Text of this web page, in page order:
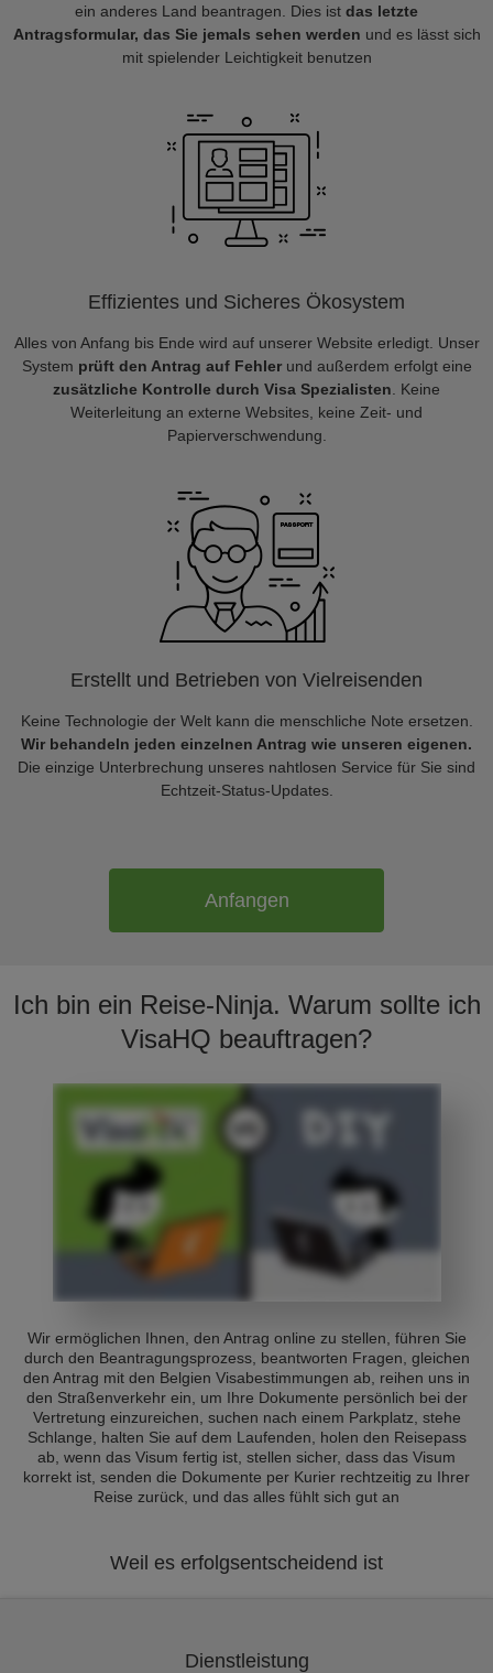
ein anderes Land beantragen. Dies ist das letzte
Antragsformular, das Sie jemals sehen werden und es lässt sich
mit spielender Leichtigkeit benutzen
Effizientes und Sicheres Ökosystem
Alles von Anfang bis Ende wird auf unserer Website erledigt. Unser
System prüft den Antrag auf Fehlerund außerdem erfolgt eine
zusätzliche Kontrolle durch Visa Spezialisten . Keine
Weiterleitung an externe Websites, keine Zeit- und
Papierverschwendung.
Erstellt und Betrieben von Vielreisenden
Keine Technologie der Welt kann die menschliche Note ersetzen.
Wir behandeln jeden einzelnen Antrag wie unseren eigenen.
Die einzige Unterbrechung unseres nahtlosen Service für Sie sind
Echtzeit-Status-Updates.
Anfangen
Ich bin ein Reise-Ninja. Warum sollte ich
VisaHQ beauftragen?
Wir ermöglichen Ihnen, den Antrag online zu stellen, führen Sie
durch den Beantragungsprozess, beantworten Fragen, gleichen
den Antrag mit den Belgien Visabestimmungen ab, reihen uns in
den Straßenverkehr ein, um Ihre Dokumente persönlich bei der
Vertretung einzureichen, suchen nach einem Parkplatz, stehe
Schlange, halten Sie auf dem Laufenden, holen den Reisepass
ab, wenn das Visum fertig ist, stellen sicher, dass das Visum
korrekt ist, senden die Dokumente per Kurier rechtzeitig zu Ihrer
Reise zurück, und das alles fühlt sich gut an
Weil es erfolgsentscheidend ist
Dienstleistung